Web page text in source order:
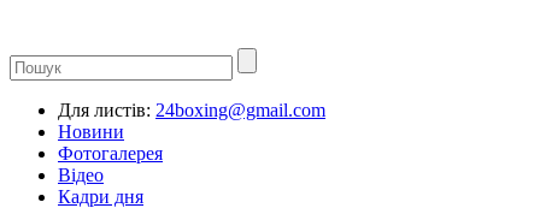
Для листів: 24boxing@gmail.com
Новини
Фотогалерея
Відео
Кадри дня